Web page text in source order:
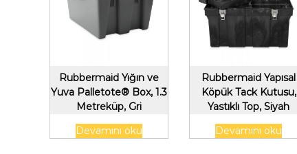
Rubbermaid Yığın ve
Yuva Palletote® Box, 1.3
Metreküp, Gri
Devamını oku
Rubbermaid Yapısal
Köpük Tack Kutusu,
Yastıklı Top, Siyah
Devamını oku